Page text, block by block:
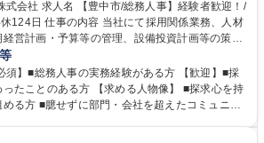
】経験者歓迎！/
用関係業務、人材
営計画・予算等の管理、設備投資計画等の策
の運営等、経営の根幹となる幅広い総務人事業
採用関係業務および
推進 ■中期経営計画および予算等の管理 ■設備
重要会議の運営 ■その他総務人事業務全般 【入
須】■総務人事の実務経験がある方 【歓迎】■採
【求める人物像】 ■探求心を持
る方 ■臆せずに部門・会社を超えたコミュニケ